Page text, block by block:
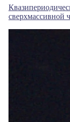
сверхмассивной